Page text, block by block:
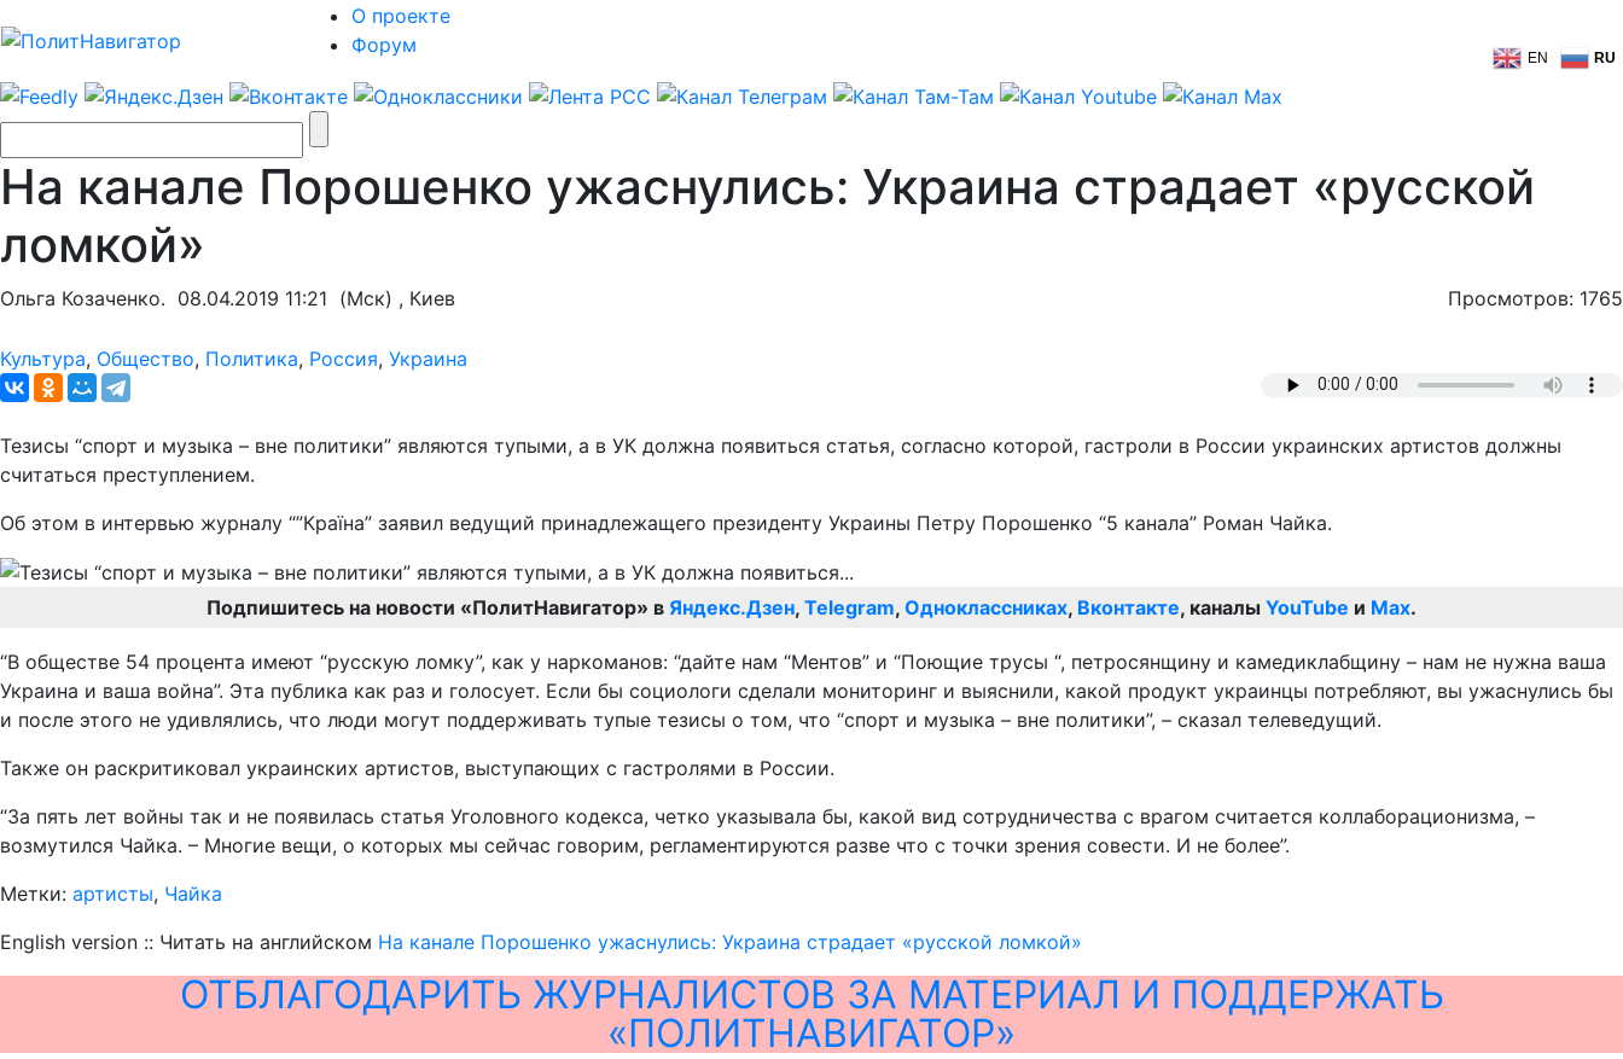
О проекте
Форум
EN RU
На канале Порошенко ужаснулись: Украина страдает «русской
ломкой»
Ольга Козаченко. 08.04.2019 11:21 (Мск) , Киев Просмотров: 1765
Культура, Общество, Политика, Россия, Украина
Тезисы “спорт и музыка – вне политики” являются тупыми, а в УК должна появиться статья, согласно которой, гастроли в России украинских артистов должны
считаться преступлением.
Об этом в интервью журналу “”Країна” заявил ведущий принадлежащего президенту Украины Петру Порошенко “5 канала” Роман Чайка.
Подпишитесь на новости «ПолитНавигатор» в Яндекс.Дзен, Telegram, Одноклассниках, Вконтакте, каналы YouTube и Max.
“В обществе 54 процента имеют “русскую ломку”, как у наркоманов: “дайте нам “Ментов” и “Поющие трусы “, петросянщину и камедиклабщину – нам не нужна ваша
Украина и ваша война”. Эта публика как раз и голосует. Если бы социологи сделали мониторинг и выяснили, какой продукт украинцы потребляют, вы ужаснулись бы
и после этого не удивлялись, что люди могут поддерживать тупые тезисы о том, что “спорт и музыка – вне политики”, – сказал телеведущий.
Также он раскритиковал украинских артистов, выступающих с гастролями в России.
“За пять лет войны так и не появилась статья Уголовного кодекса, четко указывала бы, какой вид сотрудничества с врагом считается коллаборационизма, –
возмутился Чайка. – Многие вещи, о которых мы сейчас говорим, регламентируются разве что с точки зрения совести. И не более”.
Метки: артисты, Чайка
English version :: Читать на английском На канале Порошенко ужаснулись: Украина страдает «русской ломкой»
ОТБЛАГОДАРИТЬ ЖУРНАЛИСТОВ ЗА МАТЕРИАЛ И ПОДДЕРЖАТЬ
«ПОЛИТНАВИГАТОР»